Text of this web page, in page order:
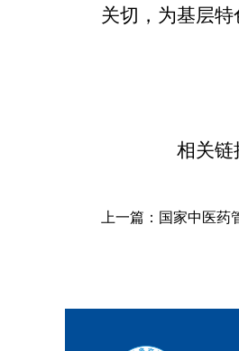
关切，为基层特
相关链
上一篇： 国家中医药管